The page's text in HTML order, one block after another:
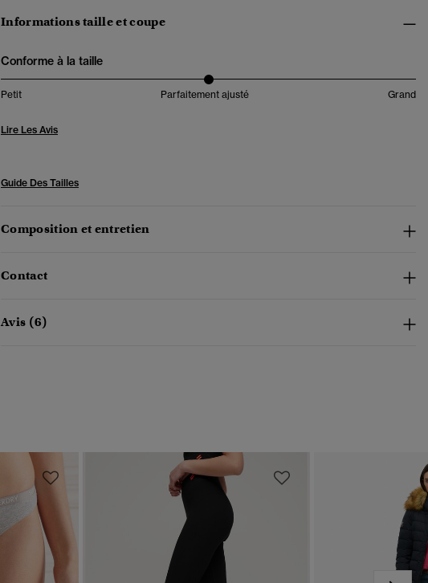
Informations taille et coupe
Conforme à la taille
Petit Parfaitement ajusté Grand
Lire Les Avis
Guide Des Tailles
Composition et entretien
Contact
Avis (6)